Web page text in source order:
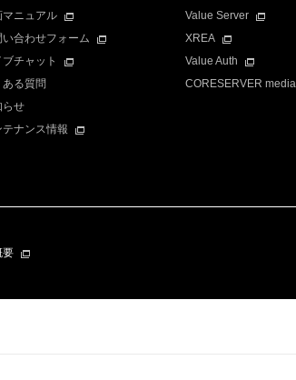
マニュアル
い合わせフォーム
ブチャット
ある質問
らせ
テナンス情報
Value Server
XREA
Value Auth
CORESERVER media
要